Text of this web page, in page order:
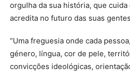
orgulha da sua história, que
acredita no futuro das suas
“Uma freguesia onde cada
género, língua, cor de pele,
convicções ideológicas,